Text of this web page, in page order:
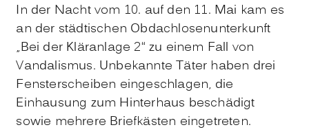
In der Nacht vom 10. auf den 11. Mai kam es
an der städtischen Obdachlosenunterkunft
„Bei der Kläranlage 2“ zu einem Fall von
Vandalismus. Unbekannte Täter haben drei
Fensterscheiben eingeschlagen, die
Einhausung zum Hinterhaus beschädigt
sowie mehrere Briefkästen eingetreten.